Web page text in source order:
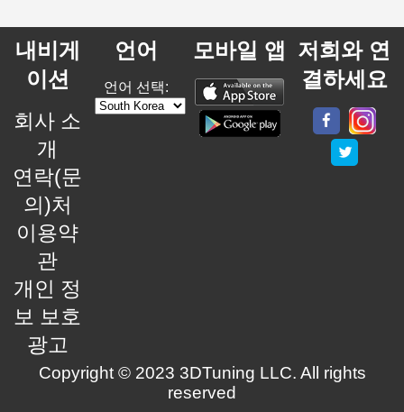
내비게
이션
회사 소
개
연락(문
의)처
이용약
관
개인 정
보 보호
광고
언어
언어 선택:
모바일 앱 저희와 연
결하세요
Copyright © 2023 3DTuning LLC. All rights
reserved